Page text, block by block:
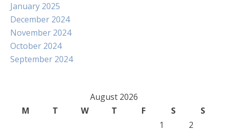
January 2025
December 2024
November 2024
October 2024
September 2024
August 2026
M
T W T F S
S
1
2